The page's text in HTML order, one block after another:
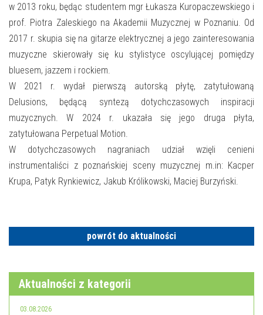
w 2013 roku, będąc studentem mgr Łukasza Kuropaczewskiego i
prof. Piotra Zaleskiego na Akademii Muzycznej w Poznaniu. Od
2017 r. skupia się na gitarze elektrycznej a jego zainteresowania
muzyczne skierowały się ku stylistyce oscylującej pomiędzy
bluesem, jazzem i rockiem.
W 2021 r. wydał pierwszą autorską płytę, zatytułowaną
Delusions, będącą syntezą dotychczasowych inspiracji
muzycznych. W 2024 r. ukazała się jego druga płyta,
zatytułowana Perpetual Motion.
W dotychczasowych nagraniach udział wzięli cenieni
instrumentaliści z poznańskiej sceny muzycznej m.in: Kacper
Krupa, Patyk Rynkiewicz, Jakub Królikowski, Maciej Burzyński.
powrót do aktualności
Aktualności z kategorii
03.08.2026